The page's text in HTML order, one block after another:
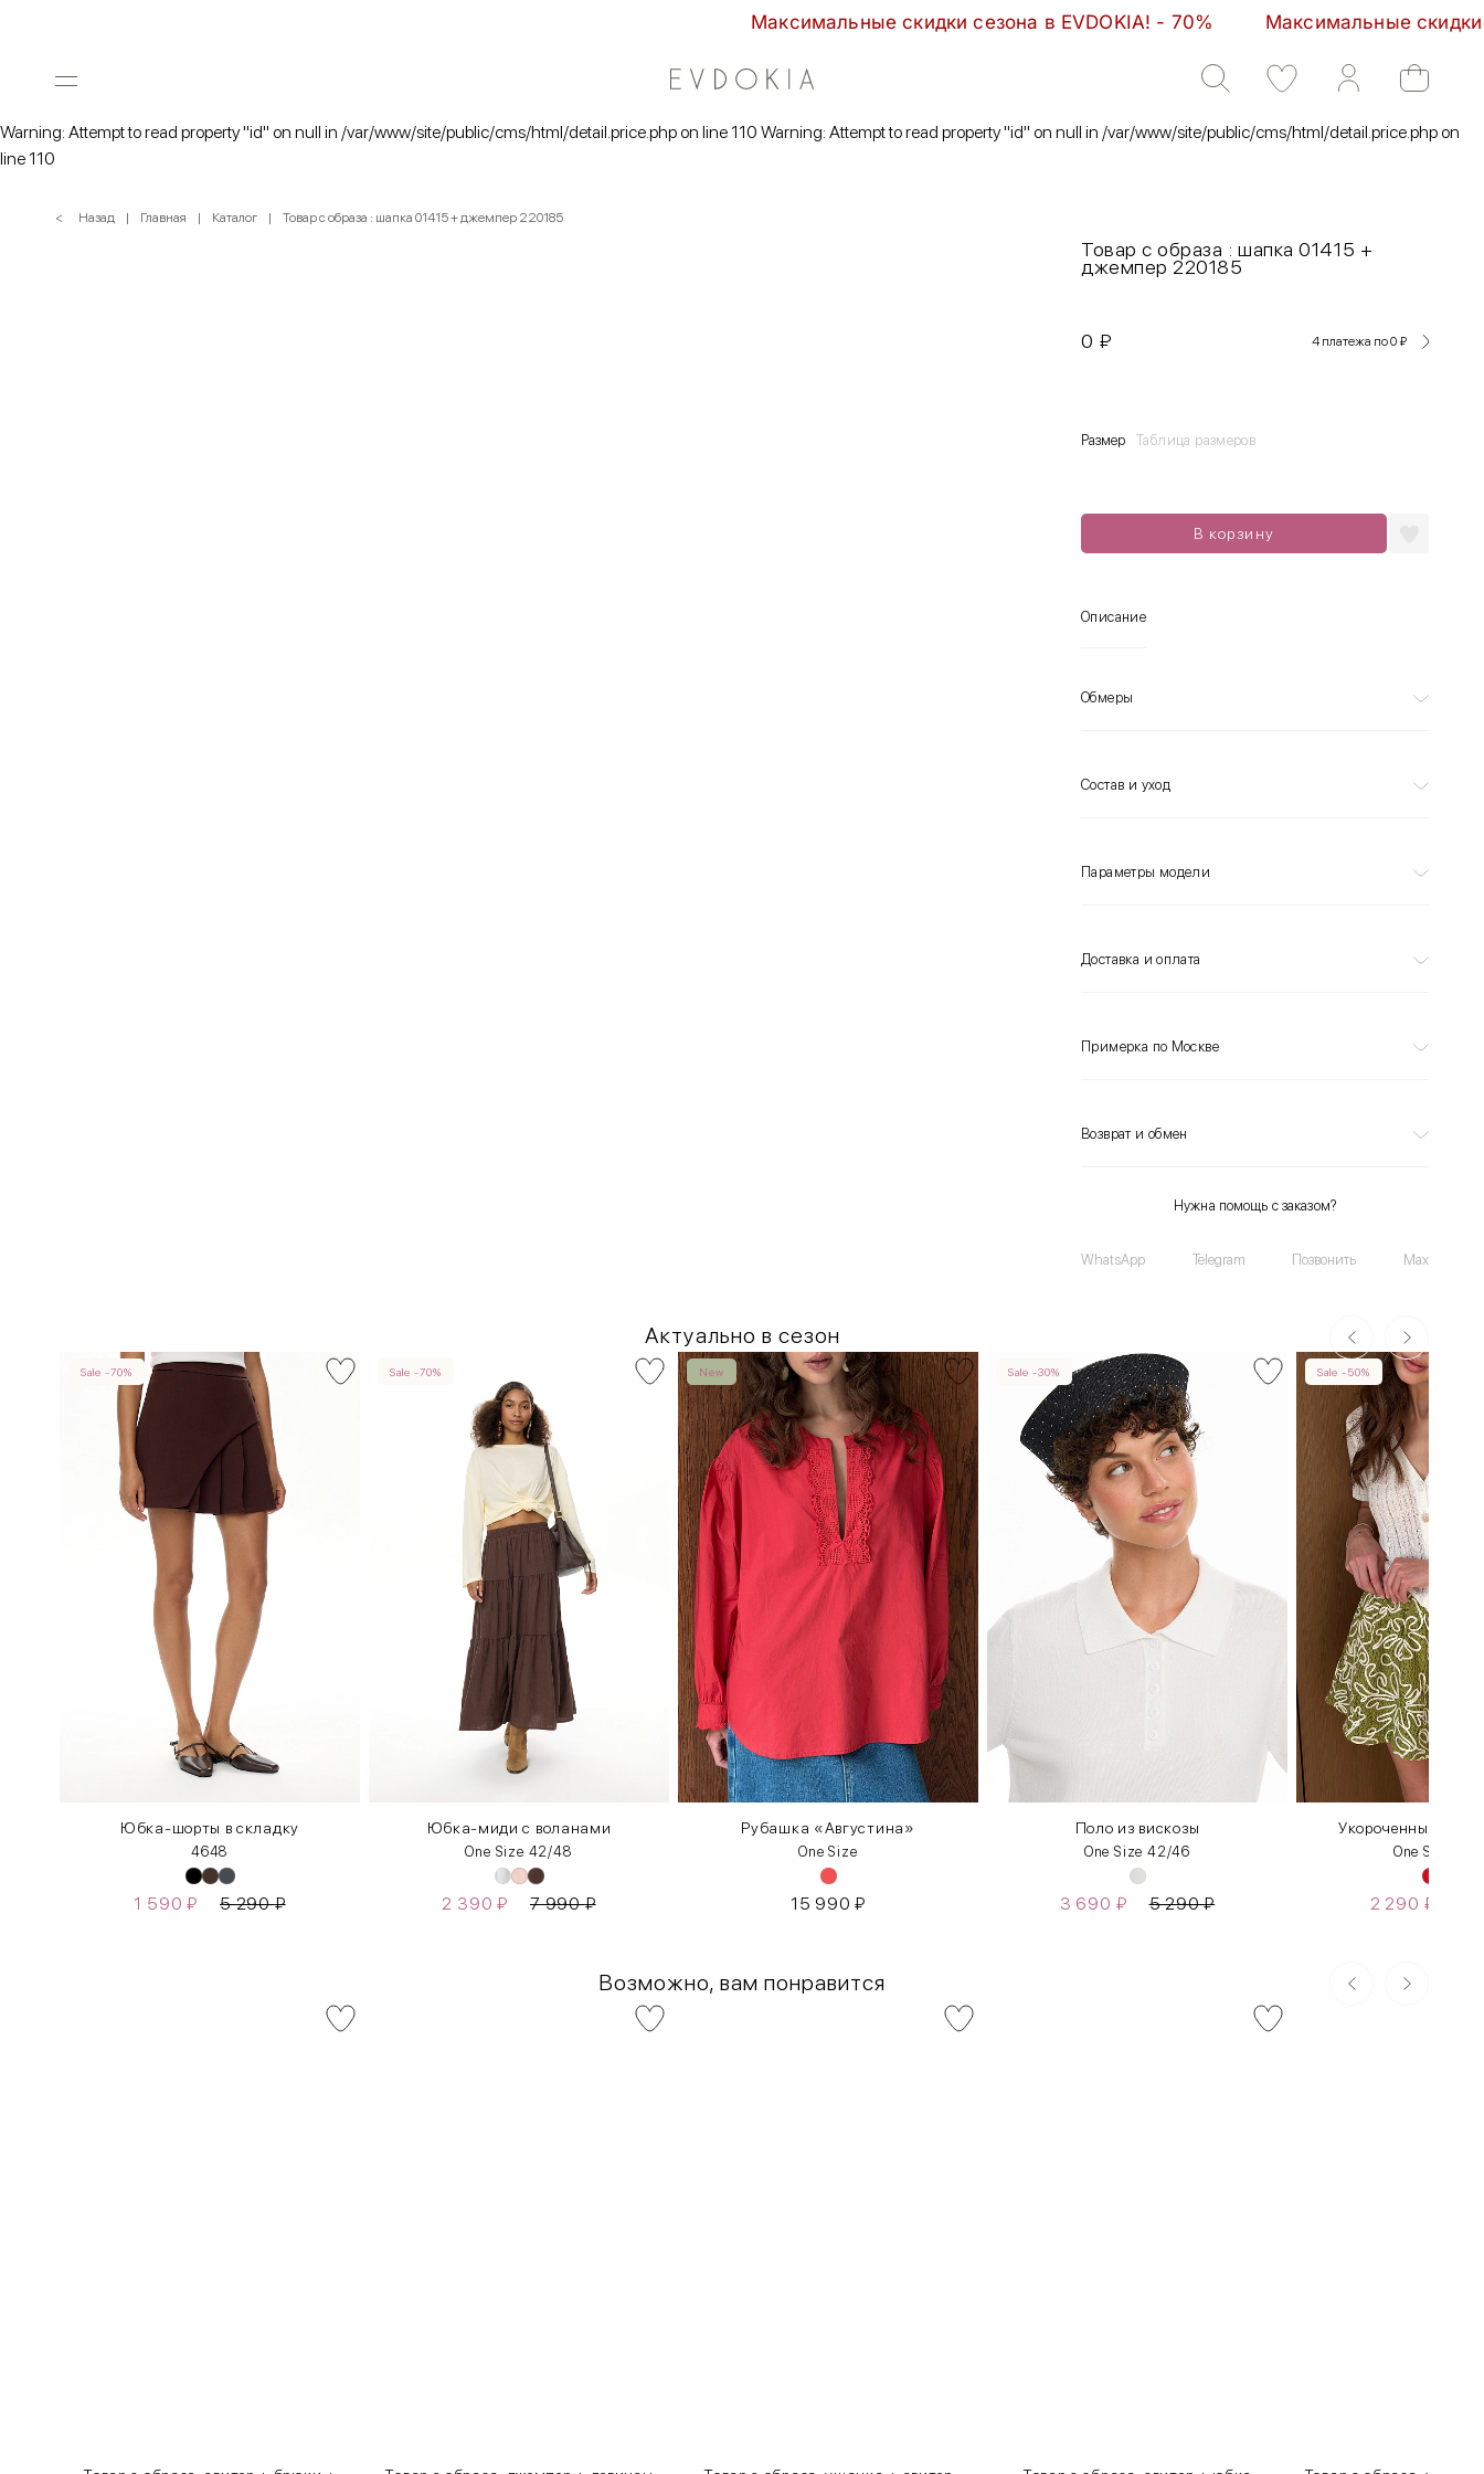
Максимальные скидки сезона в EVDOKIA! - 70%         Максимальные скидки сезона
Warning: Attempt to read property "id" on null in /var/www/site/public/cms/html/detail.price.php on line 110 Warning: Attempt to read property "id" on null in /var/www/site/public/cms/html/detail.price.php on
line 110
< Назад Главная Каталог Товар с образа : шапка 01415 + джемпер 220185
Товар с образа : шапка 01415 +
джемпер 220185
0 ₽ 4 платежа по 0 ₽
Размер Таблица размеров
В корзину
Описание
Обмеры
Состав и уход
Параметры модели
Доставка и оплата
Примерка по Москве
Возврат и обмен
Нужна помощь с заказом?
WhatsApp Telegram Позвонить Max
Актуально в сезон
Sale -70%
Юбка-шорты в складку
4648
1 590₽ 5 290₽
Sale -70%
Юбка-миди с воланами
One Size 42/48
2 390₽ 7 990₽
New
Рубашка «Августина»
One Size
15 990₽
Sale -30%
Поло из вискозы
One Size 42/46
3 690 ₽ 5 290₽
Sale -50%
Укороченный топ
One Size
2 290 ₽
Возможно, вам понравится